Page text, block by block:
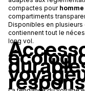
compactes pour homme
compartiments
Disponibles en plusieurs
contiennent tout le
long vol.